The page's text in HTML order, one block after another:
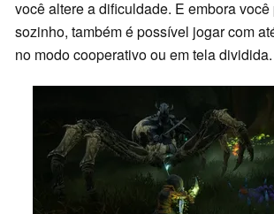
você altere a dificuldade. E embora
sozinho, também é possível jogar com
no modo cooperativo ou em tela dividida.